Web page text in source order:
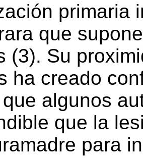
primaria
que
(3). Su
ha creado
algunos
que la
para